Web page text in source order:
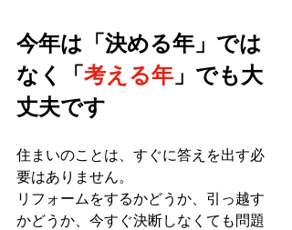
今年は「決める年」では
なく「 考える年 」でも大
丈夫です
住まいのことは、すぐに答えを出す必
要はありません。
リフォームをするかどうか、引っ越す
かどうか、今すぐ決断しなくても問題